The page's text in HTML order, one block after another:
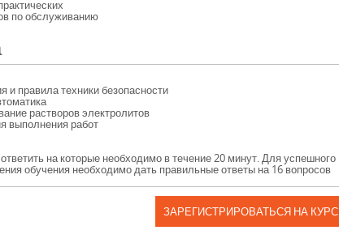
по обслуживанию
оборудования
им.
и правила техники безопасности
растворов электролитов
выполнения работ
на которые необходимо в течение 20 минут. Для успешного
обучения необходимо дать правильные ответы на 16 вопросов
ЗАРЕГИСТРИРОВАТЬСЯ НА КУРС